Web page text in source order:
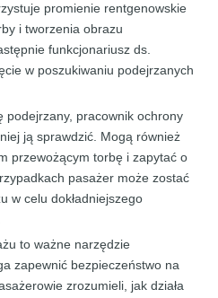
promienie rentgenowskie
i tworzenia obrazu
funkcjonariusz ds.
w poszukiwaniu podejrzanych
podejrzany, pracownik ochrony
ją sprawdzić. Mogą również
przewożącym torbę i zapytać o
pasażer może zostać
w celu dokładniejszego
to ważne narzędzie
zapewnić bezpieczeństwo na
zrozumieli, jak działa